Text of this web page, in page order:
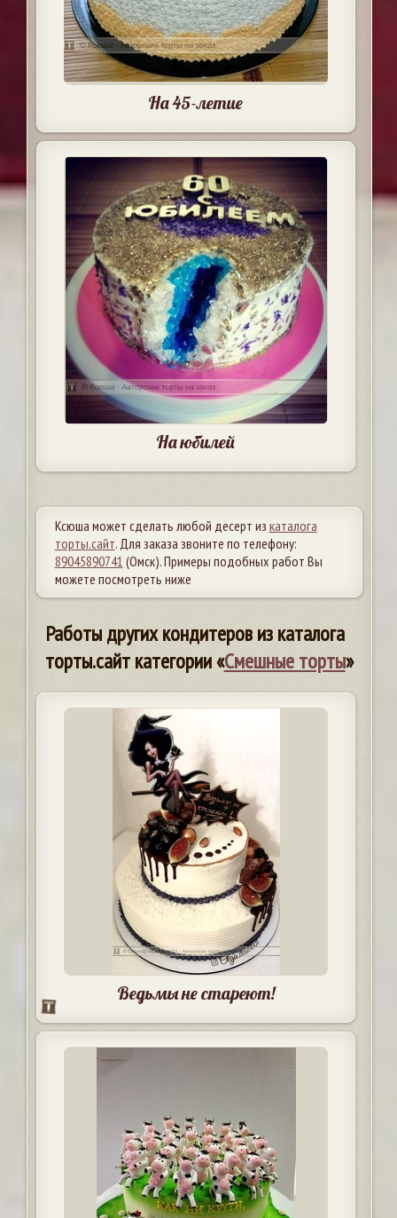
На 45-летие
На юбилей
Ксюша может сделать любой десерт из каталога
торты.сайт. Для заказа звоните по телефону:
89045890741 (Омск). Примеры подобных работ Вы
можете посмотреть ниже
Работы других кондитеров из каталога
торты.сайт категории «Смешные торты»
Ведьмы не стареют!